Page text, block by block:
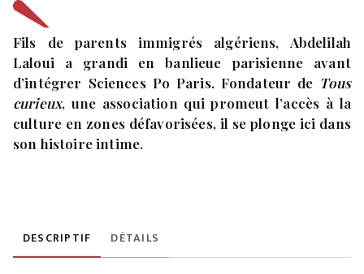
Fils de parents immigrés algériens, Abdelilah
Laloui a grandi en banlieue parisienne avant
d’intégrer Sciences Po Paris. Fondateur de Tous
curieux, une association qui promeut l’accès à la
culture en zones défavorisées, il se plonge ici dans
son histoire intime.
DESCRIPTIF DÉTAILS